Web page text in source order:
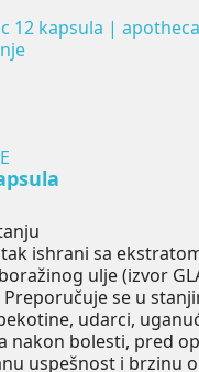
ishrani sa
ulje (izvor
se u
udarci,
nakon bolesti, pred
uspešnost i brzinu